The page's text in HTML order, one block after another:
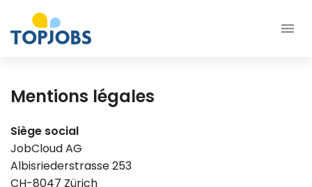
Mentions légales
Siège social
JobCloud AG
Albisriederstrasse 253
CH-8047 Zürich